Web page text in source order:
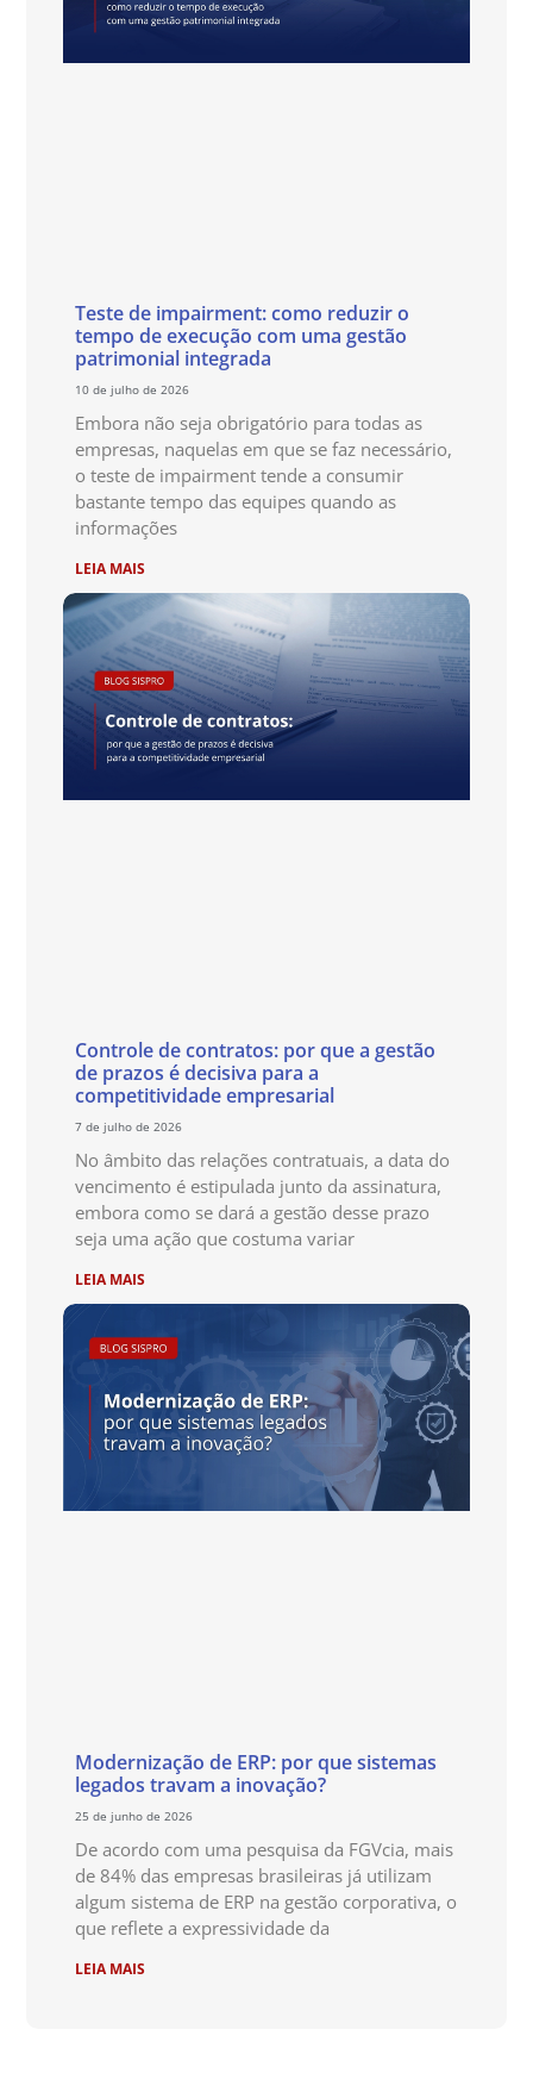
Teste de impairment: como reduzir o
tempo de execução com uma gestão
patrimonial integrada
10 de julho de 2026
Embora não seja obrigatório para todas as
empresas, naquelas em que se faz necessário,
o teste de impairment tende a consumir
bastante tempo das equipes quando as
informações
LEIA MAIS
Controle de contratos: por que a gestão
de prazos é decisiva para a
competitividade empresarial
7 de julho de 2026
No âmbito das relações contratuais, a data do
vencimento é estipulada junto da assinatura,
embora como se dará a gestão desse prazo
seja uma ação que costuma variar
LEIA MAIS
Modernização de ERP: por que sistemas
legados travam a inovação?
25 de junho de 2026
De acordo com uma pesquisa da FGVcia, mais
de 84% das empresas brasileiras já utilizam
algum sistema de ERP na gestão corporativa, o
que reflete a expressividade da
LEIA MAIS